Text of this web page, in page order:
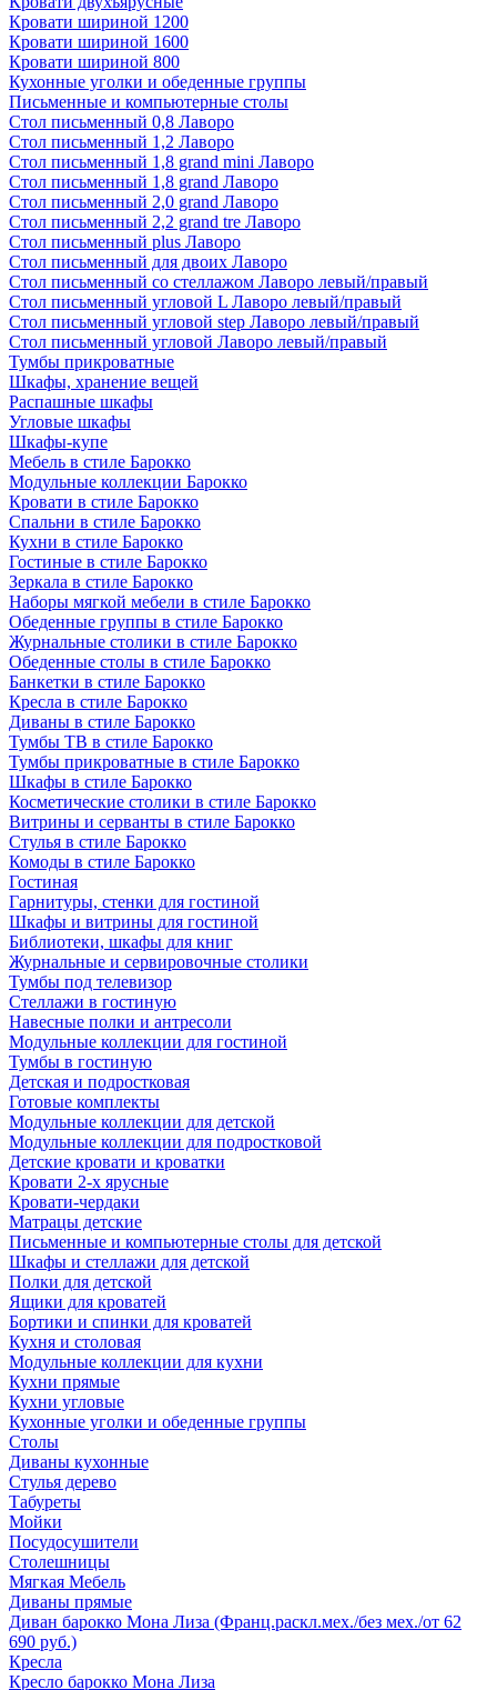
Кровати шириной 1200
Кровати шириной 1600
Кровати шириной 800
Кухонные уголки и обеденные группы
Письменные и компьютерные столы
Стол письменный 0,8 Лаворо
Стол письменный 1,2 Лаворо
Стол письменный 1,8 grand mini Лаворо
Стол письменный 1,8 grand Лаворо
Стол письменный 2,0 grand Лаворо
Стол письменный 2,2 grand tre Лаворо
Стол письменный plus Лаворо
Стол письменный для двоих Лаворо
Стол письменный со стеллажом Лаворо левый/правый
Стол письменный угловой L Лаворо левый/правый
Стол письменный угловой step Лаворо левый/правый
Стол письменный угловой Лаворо левый/правый
Тумбы прикроватные
Шкафы, хранение вещей
Распашные шкафы
Угловые шкафы
Шкафы-купе
Мебель в стиле Барокко
Модульные коллекции Барокко
Кровати в стиле Барокко
Спальни в стиле Барокко
Кухни в стиле Барокко
Гостиные в стиле Барокко
Зеркала в стиле Барокко
Наборы мягкой мебели в стиле Барокко
Обеденные группы в стиле Барокко
Журнальные столики в стиле Барокко
Обеденные столы в стиле Барокко
Банкетки в стиле Барокко
Кресла в стиле Барокко
Диваны в стиле Барокко
Тумбы ТВ в стиле Барокко
Тумбы прикроватные в стиле Барокко
Шкафы в стиле Барокко
Косметические столики в стиле Барокко
Витрины и серванты в стиле Барокко
Стулья в стиле Барокко
Комоды в стиле Барокко
Гостиная
Гарнитуры, стенки для гостиной
Шкафы и витрины для гостиной
Библиотеки, шкафы для книг
Журнальные и сервировочные столики
Тумбы под телевизор
Стеллажи в гостиную
Навесные полки и антресоли
Модульные коллекции для гостиной
Тумбы в гостиную
Детская и подростковая
Готовые комплекты
Модульные коллекции для детской
Модульные коллекции для подростковой
Детские кровати и кроватки
Кровати 2-х ярусные
Кровати-чердаки
Матрацы детские
Письменные и компьютерные столы для детской
Шкафы и стеллажи для детской
Полки для детской
Ящики для кроватей
Бортики и спинки для кроватей
Кухня и столовая
Модульные коллекции для кухни
Кухни прямые
Кухни угловые
Кухонные уголки и обеденные группы
Столы
Диваны кухонные
Стулья дерево
Табуреты
Мойки
Посудосушители
Столешницы
Мягкая Мебель
Диваны прямые
Диван барокко Мона Лиза (Франц.раскл.мех./без мех./от 62
690 руб.)
Кресла
Кресло барокко Мона Лиза